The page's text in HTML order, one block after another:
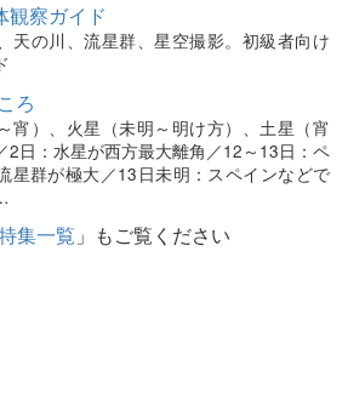
観察ガイド
天の川、流星群、星空撮影。初級者向け
ろ
宵）、火星（未明～明け方）、土星（宵
2日：水星が西方最大離角／12～13日：ペ
星群が極大／13日未明：スペインなどで
集一覧 」もご覧ください